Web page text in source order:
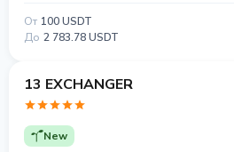
От 100 USDT
До 2 783.78 USDT
13 EXCHANGER
New